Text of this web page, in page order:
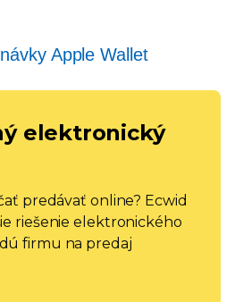
Apple Wallet
elektronický
predávať online? Ecwid
riešenie elektronického
firmu na predaj